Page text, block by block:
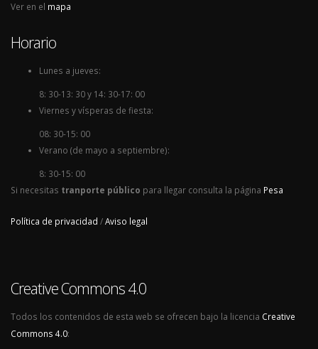
Ver en el mapa
Horario
Lunes a jueves:
8: 30-13: 30 y 14: 30-17: 00
Viernes y vísperas de fiesta:
08: 30-15: 00
Verano (de mayo a septiembre):
8: 30-15: 00
Si necesitas tranporte público para llegar consulta la página Pesa
Política de privacidad /Aviso legal
Creative Commons 4.0
Todos los contenidos de esta web se ofrecen bajo la licencia Creative
Commons 4.0: